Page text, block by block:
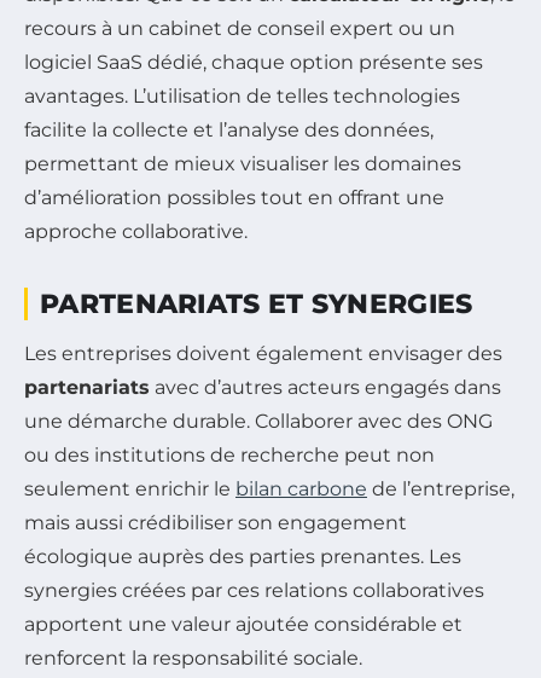
recours à un cabinet de conseil expert ou un
logiciel SaaS dédié, chaque option présente ses
avantages. L’utilisation de telles technologies
facilite la collecte et l’analyse des données,
permettant de mieux visualiser les domaines
d’amélioration possibles tout en offrant une
approche collaborative.
PARTENARIATS ET SYNERGIES
Les entreprises doivent également envisager des
partenariats avec d’autres acteurs engagés dans
une démarche durable. Collaborer avec des ONG
ou des institutions de recherche peut non
seulement enrichir le bilan carbone de l’entreprise,
mais aussi crédibiliser son engagement
écologique auprès des parties prenantes. Les
synergies créées par ces relations collaboratives
apportent une valeur ajoutée considérable et
renforcent la responsabilité sociale.